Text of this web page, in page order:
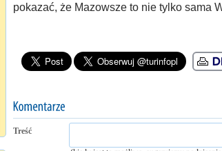
pokazać, że Mazowsze to nie tylko sama
Treść